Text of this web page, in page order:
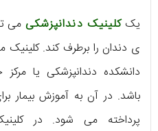
یککلینیک دندانپزشکی می
ی دندان را برطرف کند. کلینیک
دانشکده دندانپزشکی یا
باشد. در آن به آموزش بیمار
پرداخته می شود. در